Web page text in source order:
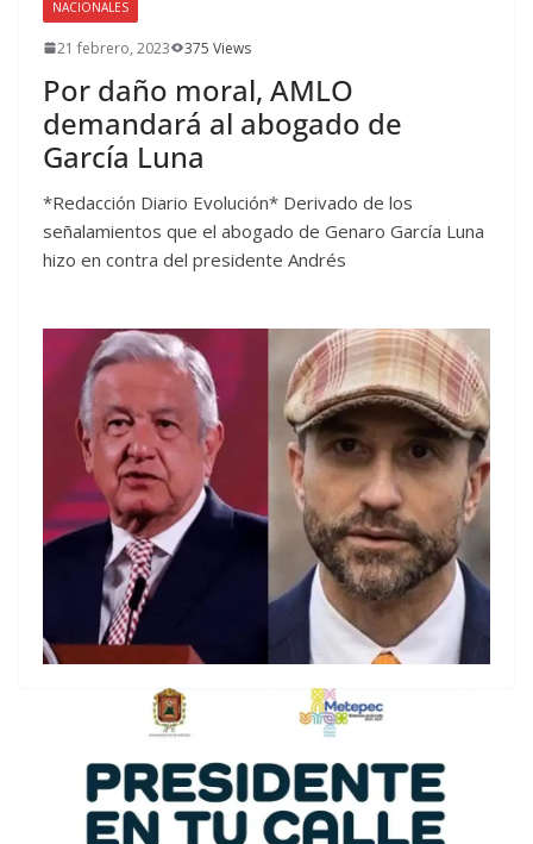
NACIONALES
21 febrero, 2023 375 Views
Por daño moral, AMLO
demandará al abogado de
García Luna
*Redacción Diario Evolución* Derivado de los
señalamientos que el abogado de Genaro García Luna
hizo en contra del presidente Andrés